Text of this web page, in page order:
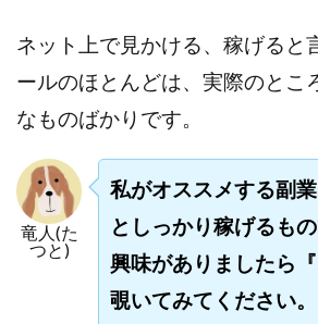
ネット上で見かける、稼げると
ールのほとんどは、実際のとこ
なものばかりです。
竜人(た
つと)
私がオススメする副
としっかり稼げるもの
興味がありましたら
覗いてみてください。